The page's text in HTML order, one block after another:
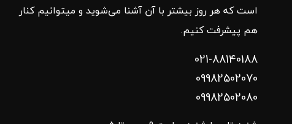
است که هر روز بیشتر با آن آشنا می‌شوید و میتوانیم کنار
هم پیشرفت کنیم.
021-88140188
09982502070
09982502080